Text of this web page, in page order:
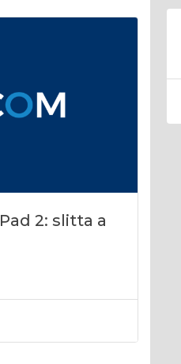
2: slitta a